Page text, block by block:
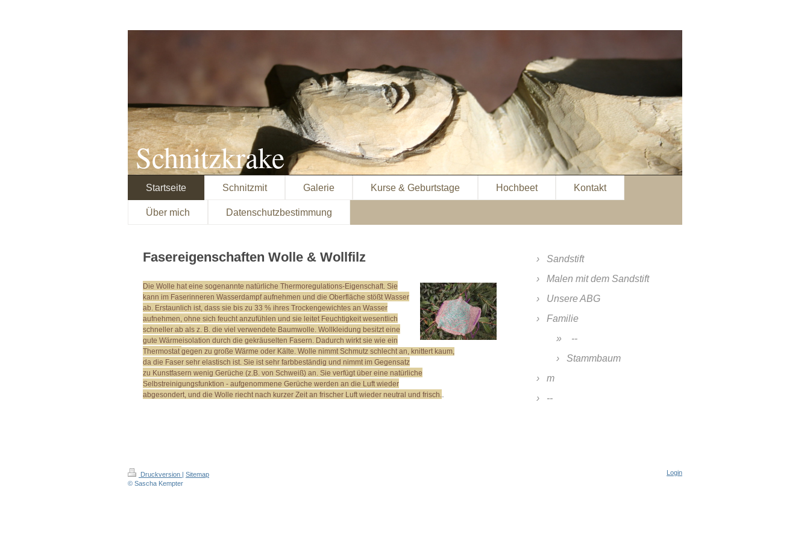
Schnitzkrake
Startseite Schnitzmit Galerie Kurse & Geburtstage Hochbeet Kontakt
Über mich Datenschutzbestimmung
Fasereigenschaften Wolle & Wollfilz
Die Wolle hat eine sogenannte natürliche Thermoregulations-Eigenschaft. Sie
kann im Faserinneren Wasserdampf aufnehmen und die Oberfläche stößt Wasser
ab. Erstaunlich ist, dass sie bis zu 33 % ihres Trockengewichtes an Wasser
aufnehmen, ohne sich feucht anzufühlen und sie leitet Feuchtigkeit wesentlich
schneller ab als z. B. die viel verwendete Baumwolle. Wollkleidung besitzt eine
gute Wärmeisolation durch die gekräuselten Fasern. Dadurch wirkt sie wie ein
Thermostatgegen zu große Wärme oder Kälte. Wolle nimmt Schmutz schlecht an, knittert kaum,
da die Faser sehr elastisch ist. Sie ist sehr farbbeständig und nimmt im Gegensatz
zu Kunstfasern wenig Gerüche (z.B. von Schweiß) an. Sie verfügt über eine natürliche
Selbstreinigungsfunktion - aufgenommene Gerüche werden an die Luft wieder
abgesondert, und die Wolle riecht nach kurzer Zeit an frischer Luft wieder neutral und frisch.
Sandstift
Malen mit dem Sandstift
Unsere ABG
Familie
--
Stammbaum
m
--
Druckversion | Sitemap
© Sascha Kempter
Login